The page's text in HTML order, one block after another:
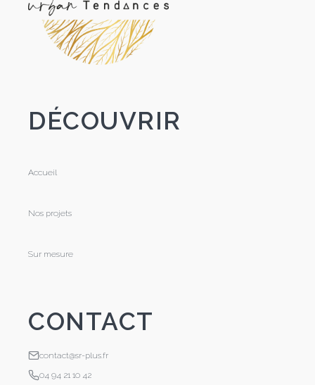
DÉCOUVRIR
Accueil
Nos projets
Sur mesure
CONTACT
contact@sr-plus.fr
04 94 21 10 42